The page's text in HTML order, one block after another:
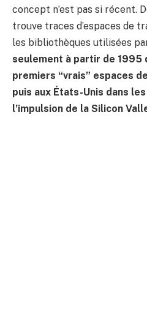
concept n’est pas si récent.
trouve traces d’espaces de
les bibliothèques utilisées
seulement à partir de 1995
premiers “vrais” espaces
puis aux États-Unis dans
l’impulsion de la Silicon